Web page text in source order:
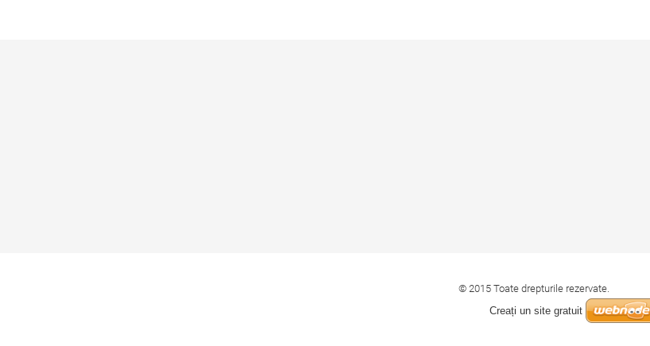
© 2015 Toate drepturile rezervate.
Creați un site gratuit